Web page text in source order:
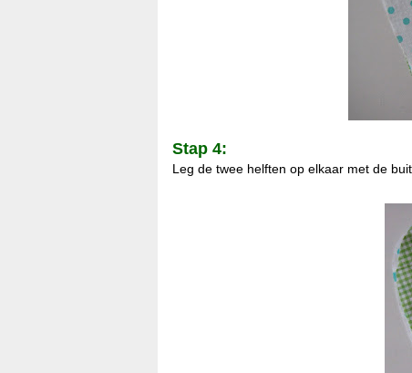
Stap 4:
Leg de twee helften op elkaar met de